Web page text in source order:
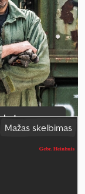
Mažas skelbimas